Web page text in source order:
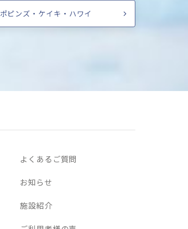
ポピンズ・ケイキ・ハワイ
よくあるご質問
お知らせ
施設紹介